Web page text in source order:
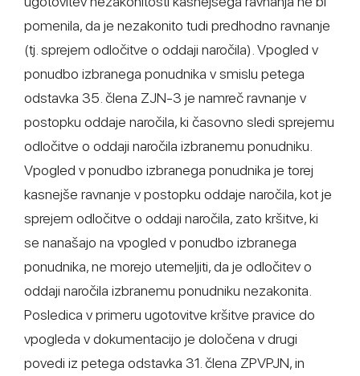
pomenila, da je nezakonito tudi predhodno ravnanje
(tj. sprejem odločitve o oddaji naročila). Vpogled v
ponudbo izbranega ponudnika v smislu petega
odstavka 35. člena ZJN-3 je namreč ravnanje v
postopku oddaje naročila, ki časovno sledi sprejemu
odločitve o oddaji naročila izbranemu ponudniku.
Vpogled v ponudbo izbranega ponudnika je torej
kasnejše ravnanje v postopku oddaje naročila, kot je
sprejem odločitve o oddaji naročila, zato kršitve, ki
se nanašajo na vpogled v ponudbo izbranega
ponudnika, ne morejo utemeljiti, da je odločitev o
oddaji naročila izbranemu ponudniku nezakonita.
Posledica v primeru ugotovitve kršitve pravice do
vpogleda v dokumentacijo je določena v drugi
povedi iz petega odstavka 31. člena ZPVPJN, in